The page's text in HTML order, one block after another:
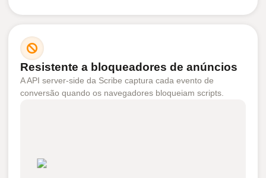
Resistente a bloqueadores de anúncios
A API server-side da Scribe captura cada evento de
conversão quando os navegadores bloqueiam scripts.